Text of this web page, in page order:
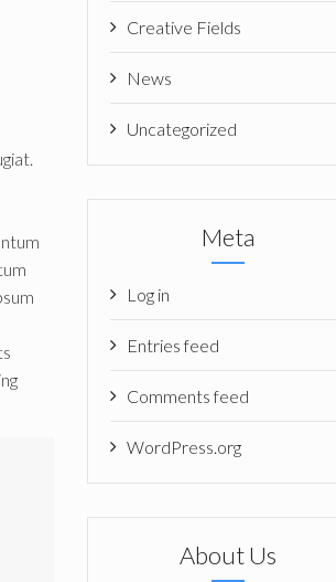
Creative Fields
News
Uncategorized
Meta
Log in
Entries feed
Comments feed
WordPress.org
About Us